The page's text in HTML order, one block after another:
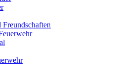
Freundschaften